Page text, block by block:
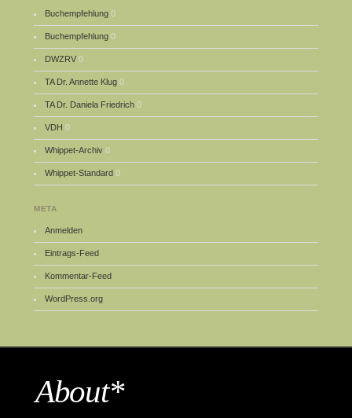
Buchempfehlung 0
Buchempfehlung 0
DWZRV 0
TA Dr. Annette Klug 0
TA Dr. Daniela Friedrich 0
VDH 0
Whippet-Archiv 0
Whippet-Standard 0
META
Anmelden
Eintrags-Feed
Kommentar-Feed
WordPress.org
About*